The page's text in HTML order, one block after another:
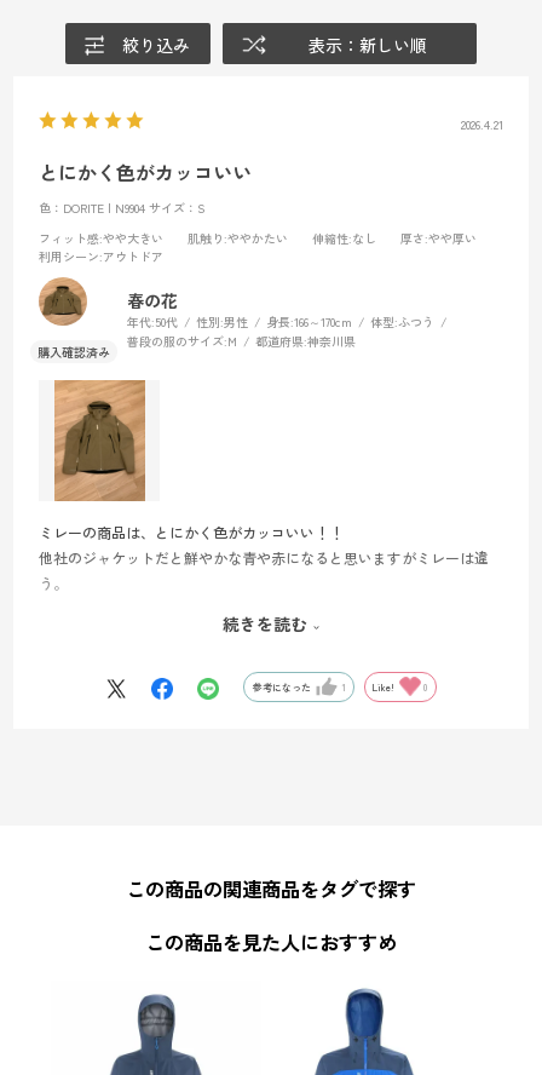
絞り込み 表示：新しい順
2026.4.21
とにかく色がカッコいい
色：DORITE | N9904 サイズ：S
フィット感:やや大きい 肌触り :ややかたい 伸縮性:なし 厚さ:やや厚い
利用シーン:アウトドア
春の花
年代:50代 性別:男性 身長:166～170cm 体型:ふつう
普段の服のサイズ:M 都道府県:神奈川県
ミレーの商品は、とにかく色がカッコいい！！
他社のジャケットだと鮮やかな青や赤になると思いますがミレーは違
う。
続きを読む
参考になった 1 Like! 0
この商品の関連商品をタグで探す
この商品を見た人におすすめ